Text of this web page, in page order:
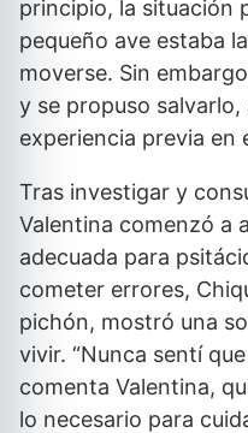
principio, la situación
pequeño ave estaba
moverse. Sin
y se propuso
experiencia previa en
Tras investigar y
Valentina comenzó a
adecuada para
cometer errores,
pichón, mostró una
vivir. “Nunca sentí
comenta Valentina,
lo necesario para